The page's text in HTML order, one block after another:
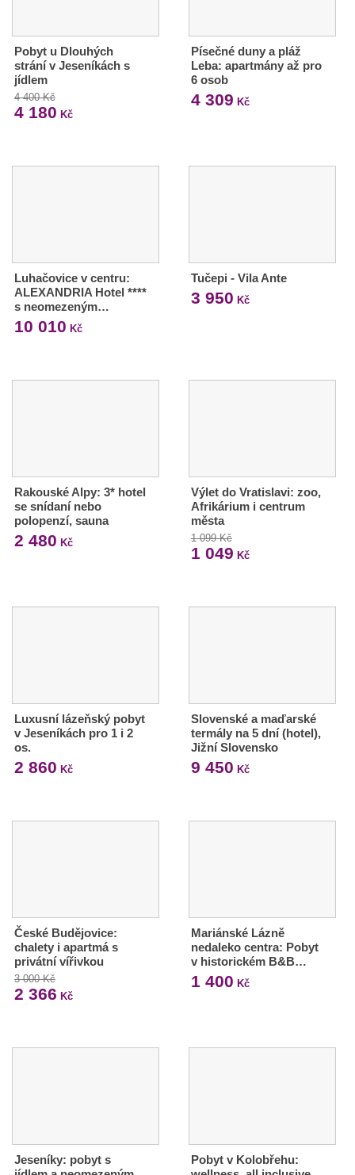
Pobyt u Dlouhých
strání v Jeseníkách s
jídlem
4 400 Kč
4 180 Kč
Písečné duny a pláž
Leba: apartmány až pro
6 osob
4 309 Kč
Luhačovice v centru:
ALEXANDRIA Hotel ****
s neomezeným…
10 010 Kč
Tučepi - Vila Ante
3 950 Kč
Rakouské Alpy: 3* hotel
se snídaní nebo
polopenzí, sauna
2 480 Kč
Výlet do Vratislavi: zoo,
Afrikárium i centrum
města
1 099 Kč
1 049 Kč
Luxusní lázeňský pobyt
v Jeseníkách pro 1 i 2
os.
2 860 Kč
Slovenské a maďarské
termály na 5 dní (hotel),
Jižní Slovensko
9 450 Kč
České Budějovice:
chalety i apartmá s
privátní vířivkou
3 000 Kč
2 366 Kč
Mariánské Lázně
nedaleko centra: Pobyt
v historickém B&B…
1 400 Kč
Jeseníky: pobyt s
Pobyt v Kolobřehu: